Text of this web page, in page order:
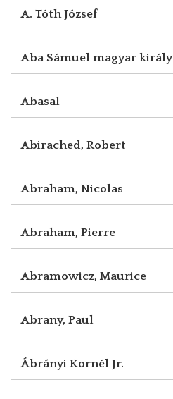
A. Tóth József
Aba Sámuel magyar király
Abasal
Abirached, Robert
Abraham, Nicolas
Abraham, Pierre
Abramowicz, Maurice
Abrany, Paul
Ábrányi Kornél Jr.